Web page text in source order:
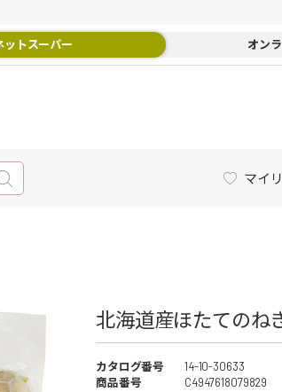
ットスーパー オン
マイ
北海道産ほたてのね
カタログ番号
14-10-30633
商品番号
C4947618079829